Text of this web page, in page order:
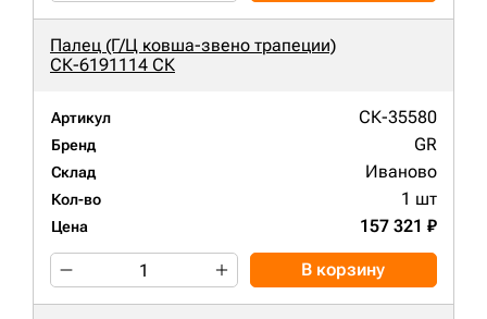
Палец (Г/Ц ковша-звено трапеции)
СК-6191114 СК
Артикул СК-35580
Бренд GR
Склад Иваново
Кол-во 1 шт
Цена 157 321 ₽
В корзину